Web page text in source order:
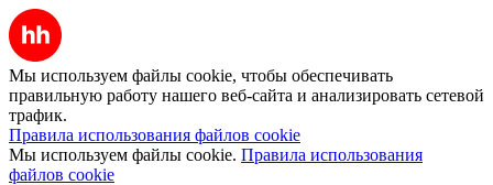
Мы используем файлы cookie, чтобы обеспечивать
правильную работу нашего веб-сайта и анализировать сетевой
трафик.
Правила использования файлов cookie
Мы используем файлы cookie. Правила использования
файлов cookie